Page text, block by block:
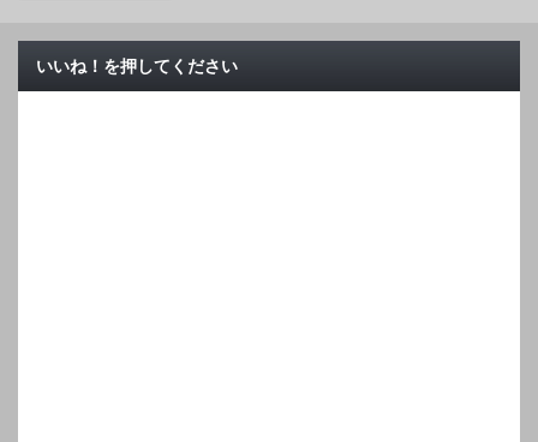
いいね！を押してください